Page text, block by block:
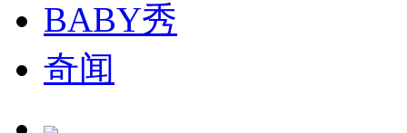
BABY秀
奇闻